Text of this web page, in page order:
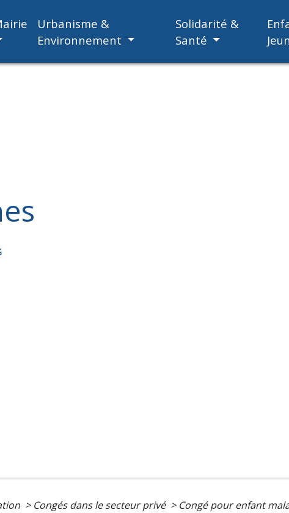
Urbanisme &
Environnement
Solidarité &
Santé
> Congés dans le secteur privé > Congé pour enfant